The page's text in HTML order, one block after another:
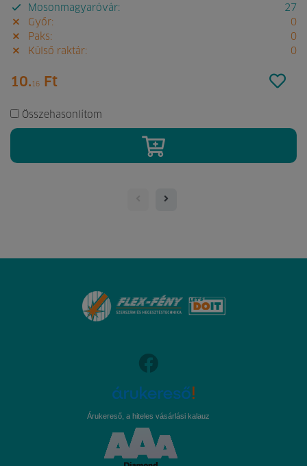
Mosonmagyaróvár:
27
Győr:
0
Paks:
0
Külső raktár:
0
10. 16 Ft
Összehasonlítom
Árukereső, a hiteles vásárlási kalauz